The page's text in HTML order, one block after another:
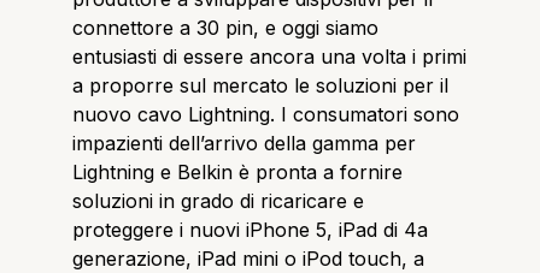
connettore a 30 pin, e oggi siamo
entusiasti di essere ancora una volta i primi
a proporre sul mercato le soluzioni per il
nuovo cavo Lightning. I consumatori sono
impazienti dell’arrivo della gamma per
Lightning e Belkin è pronta a fornire
soluzioni in grado di ricaricare e
proteggere i nuovi iPhone 5, iPad di 4a
generazione, iPad mini o iPod touch, a